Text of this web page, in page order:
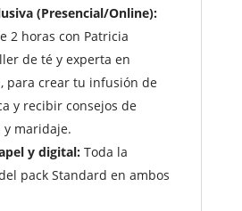
(Presencial/Online):
2 horas con Patricia
de té y experta en
para crear tu infusión de
y recibir consejos de
y maridaje.
y digital:Toda la
pack Standard en ambos